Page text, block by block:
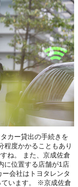
カー貸出の手続きを
程度かかることもあり
ね。 また、京成佐倉
に位置する店舗が1店
会社はトヨタレンタ
ています。 ※京成佐倉